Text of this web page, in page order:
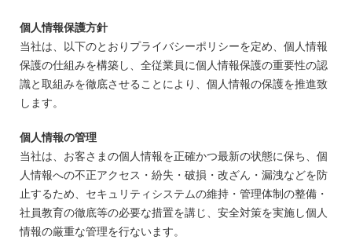
個人情報保護方針
当社は、以下のとおりプライバシーポリシーを定め、個人情報
保護の仕組みを構築し、全従業員に個人情報保護の重要性の認
識と取組みを徹底させることにより、個人情報の保護を推進致
します。
個人情報の管理
当社は、お客さまの個人情報を正確かつ最新の状態に保ち、個
人情報への不正アクセス・紛失・破損・改ざん・漏洩などを防
止するため、セキュリティシステムの維持・管理体制の整備・
社員教育の徹底等の必要な措置を講じ、安全対策を実施し個人
情報の厳重な管理を行ないます。